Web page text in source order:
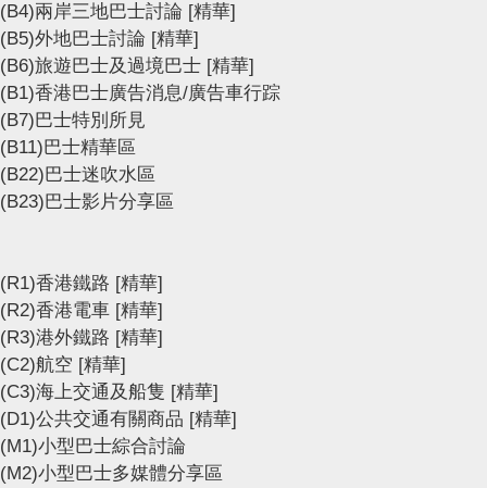
(B4)兩岸三地巴士討論 [精華]
(B5)外地巴士討論 [精華]
(B6)旅遊巴士及過境巴士 [精華]
(B1)香港巴士廣告消息/廣告車行踪
(B7)巴士特別所見
(B11)巴士精華區
(B22)巴士迷吹水區
(B23)巴士影片分享區
(R1)香港鐵路 [精華]
(R2)香港電車 [精華]
(R3)港外鐵路 [精華]
(C2)航空 [精華]
(C3)海上交通及船隻 [精華]
(D1)公共交通有關商品 [精華]
(M1)小型巴士綜合討論
(M2)小型巴士多媒體分享區